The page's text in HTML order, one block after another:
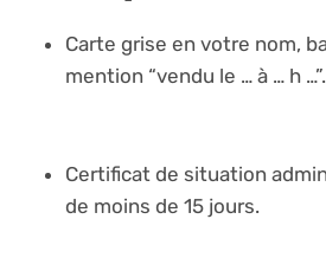
Carte grise en votre nom,
mention “vendu le … à … h …”.
Certificat de situation
de moins de 15 jours.